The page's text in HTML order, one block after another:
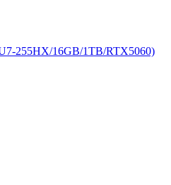
255HX/16GB/1TB/RTX5060)